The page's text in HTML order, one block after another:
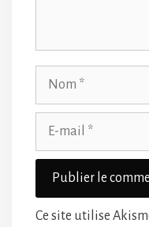
Ce site utilise